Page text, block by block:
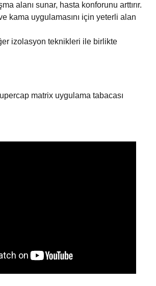
alanı sunar, hasta konforunu arttırır.
kama uygulamasını için yeterli alan
izolasyon teknikleri ile birlikte
matrix uygulama tabacası